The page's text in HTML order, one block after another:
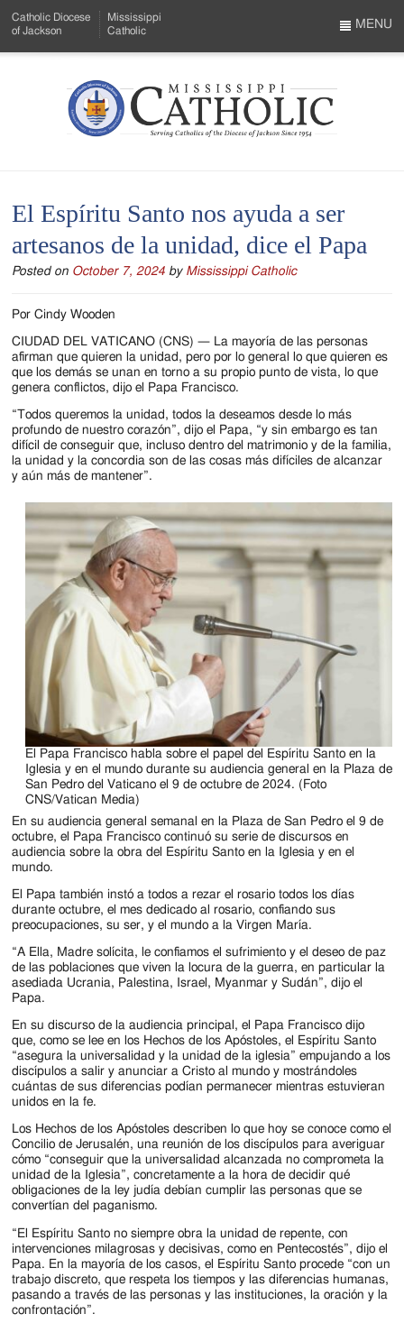
to
Menu
Content
Catholic Diocese
of Jackson
Mississippi
Catholic
Mississippi
Serving
Catholics
of
the
Diocese
of
Jackson
Since
1954
MENU
El Espíritu Santo nos ayuda a ser
artesanos de la unidad, dice el Papa
Posted on October 7, 2024 by Mississippi Catholic
Por Cindy Wooden
CIUDAD DEL VATICANO (CNS) — La mayoría de las personas
afirman que quieren la unidad, pero por lo general lo que quieren es
que los demás se unan en torno a su propio punto de vista, lo que
genera conflictos, dijo el Papa Francisco.
“Todos queremos la unidad, todos la deseamos desde lo más
profundo de nuestro corazón”, dijo el Papa, “y sin embargo es tan
difícil de conseguir que, incluso dentro del matrimonio y de la familia,
la unidad y la concordia son de las cosas más difíciles de alcanzar
y aún más de mantener”.
El Papa Francisco habla sobre el papel del Espíritu Santo en la
Iglesia y en el mundo durante su audiencia general en la Plaza de
San Pedro del Vaticano el 9 de octubre de 2024. (Foto
CNS/Vatican Media)
En su audiencia general semanal en la Plaza de San Pedro el 9 de
octubre, el Papa Francisco continuó su serie de discursos en
audiencia sobre la obra del Espíritu Santo en la Iglesia y en el
mundo.
El Papa también instó a todos a rezar el rosario todos los días
durante octubre, el mes dedicado al rosario, confiando sus
preocupaciones, su ser, y el mundo a la Virgen María.
“A Ella, Madre solícita, le confiamos el sufrimiento y el deseo de paz
de las poblaciones que viven la locura de la guerra, en particular la
asediada Ucrania, Palestina, Israel, Myanmar y Sudán”, dijo el
Papa.
En su discurso de la audiencia principal, el Papa Francisco dijo
que, como se lee en los Hechos de los Apóstoles, el Espíritu Santo
“asegura la universalidad y la unidad de la iglesia” empujando a los
discípulos a salir y anunciar a Cristo al mundo y mostrándoles
cuántas de sus diferencias podían permanecer mientras estuvieran
unidos en la fe.
Los Hechos de los Apóstoles describen lo que hoy se conoce como el
Concilio de Jerusalén, una reunión de los discípulos para averiguar
cómo “conseguir que la universalidad alcanzada no comprometa la
unidad de la Iglesia”, concretamente a la hora de decidir qué
obligaciones de la ley judía debían cumplir las personas que se
convertían del paganismo.
“El Espíritu Santo no siempre obra la unidad de repente, con
intervenciones milagrosas y decisivas, como en Pentecostés”, dijo el
Papa. En la mayoría de los casos, el Espíritu Santo procede “con un
trabajo discreto, que respeta los tiempos y las diferencias humanas,
pasando a través de las personas y las instituciones, la oración y la
confrontación”.